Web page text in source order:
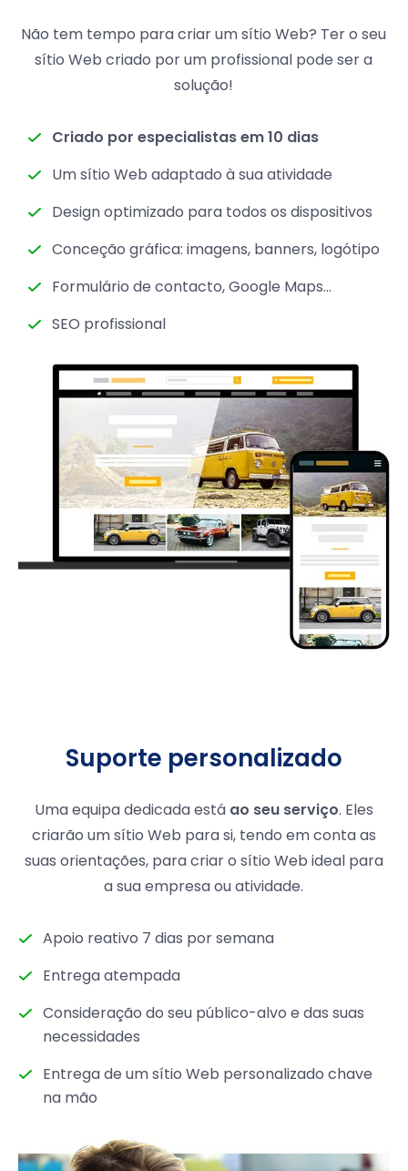
Não tem tempo para criar um sítio Web? Ter o seu
sítio Web criado por um profissional pode ser a
solução!
Criado por especialistas em 10 dias
Um sítio Web adaptado à sua atividade
Design optimizado para todos os dispositivos
Conceção gráfica: imagens, banners, logótipo
Formulário de contacto, Google Maps...
SEO profissional
Suporte personalizado
Uma equipa dedicada está ao seu serviço. Eles
criarão um sítio Web para si, tendo em conta as
suas orientações, para criar o sítio Web ideal para
a sua empresa ou atividade.
Apoio reativo 7 dias por semana
Entrega atempada
Consideração do seu público-alvo e das suas
necessidades
Entrega de um sítio Web personalizado chave
na mão